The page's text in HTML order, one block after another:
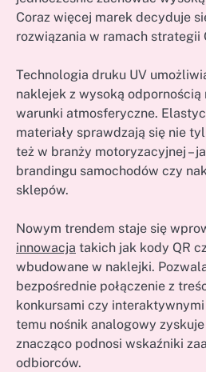
Coraz więcej marek decyduje
rozwiązania w ramach strategii
Technologia druku UV
naklejek z wysoką odpornością
warunki atmosferyczne.
materiały sprawdzają się nie
też w branży motoryzacyjnej –
brandingu samochodów czy
sklepów.
Nowym trendem staje się
innowacja takich jak kody QR
wbudowane w naklejki.
bezpośrednie połączenie z
konkursami czy
temu nośnik analogowy
znacząco podnosi wskaźniki
odbiorców.